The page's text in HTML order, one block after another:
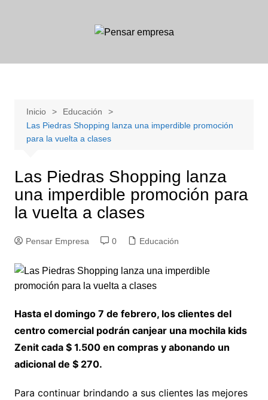
Inicio
Educación
Las Piedras Shopping lanza una imperdible promoción
para la vuelta a clases
Las Piedras Shopping lanza
una imperdible promoción para
la vuelta a clases
Pensar Empresa 0 Educación
Hasta el domingo 7 de febrero, los clientes del
centro comercial podrán canjear una mochila kids
Zenit cada $ 1.500 en compras y abonando un
adicional de $ 270.
Para continuar brindando a sus clientes las mejores